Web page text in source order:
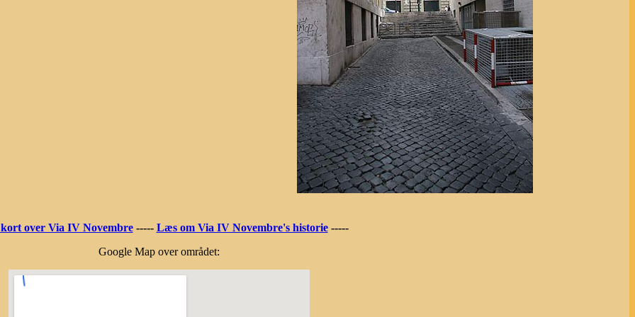
kort over Via IV Novembre----- Læs om Via IV Novembre's historie-----
Google Map over området: